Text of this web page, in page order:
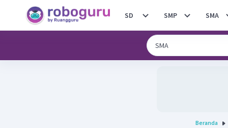
SD SMP SMA
Beranda